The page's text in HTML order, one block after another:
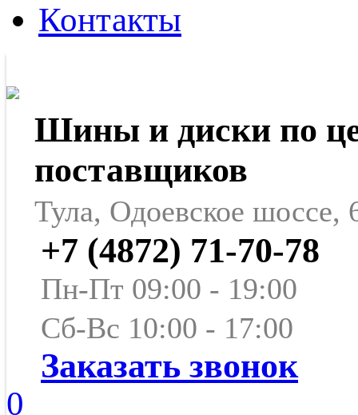
Контакты
Шины и диски по
поставщиков
Тула, Одоевское шоссе,
+7 (4872) 71-70-78
Пн-Пт 09:00 - 19:00
Сб-Вс 10:00 - 17:00
Заказать звонок
0